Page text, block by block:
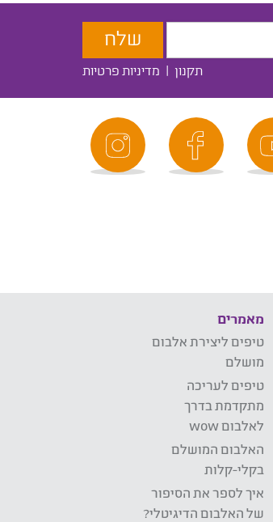
תקנון | מדיניות פרטיות
מאמרים
טיפים ליצירת אלבום
מושלם
טיפים לעריכה
מתקדמת בדרך
לאלבום wow
האלבום המושלם
בקלי-קלות
איך לספר את הסיפור
של האלבום הדיגיטלי?